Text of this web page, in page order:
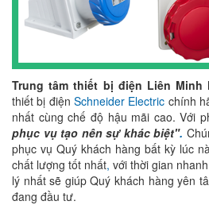
Trung tâm thiết bị điện Liên Minh
thiết bị điện Schneider Electric chính
nhất cùng chế độ hậu mãi cao. Với
phục vụ tạo nên sự khác biệt".
phục vụ Quý khách hàng bất kỳ lúc
chất lượng tốt nhất, với thời gian
lý nhất sẽ giúp Quý khách hàng yên
đang đầu tư.